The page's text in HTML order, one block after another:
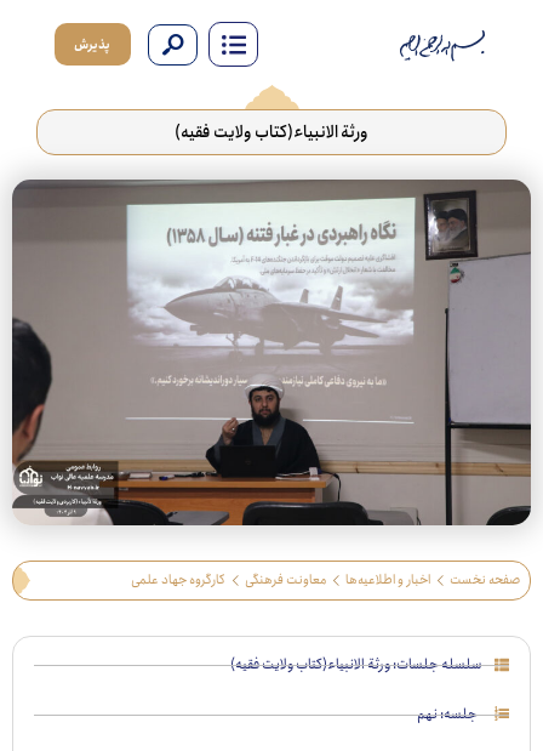
ورثة الانبیاء(کتاب ولایت فقیه)
نخست اخبار و اطلاعیه‌ها معاونت فرهنگی کارگروه جهاد علمی
سلسله جلسات: ورثة الانبیاء(کتاب ولایت فقیه)
جلسه: نهم